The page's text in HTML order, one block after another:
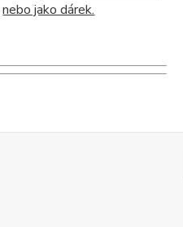
nebo jako dárek.